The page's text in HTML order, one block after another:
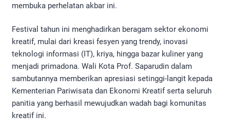
membuka perhelatan akbar ini.
​Festival tahun ini menghadirkan beragam sektor ekonomi
kreatif, mulai dari kreasi fesyen yang trendy, inovasi
teknologi informasi (IT), kriya, hingga bazar kuliner yang
menjadi primadona. Wali Kota Prof. Saparudin dalam
sambutannya memberikan apresiasi setinggi-langit kepada
Kementerian Pariwisata dan Ekonomi Kreatif serta seluruh
panitia yang berhasil mewujudkan wadah bagi komunitas
kreatif ini.